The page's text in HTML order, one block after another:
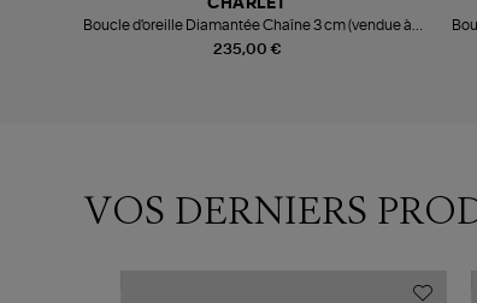
235,00 €
CHARLET
Boucle d'oreille Diamantée Chaîne 3 cm (vendue à
l'unité)
VOS DERNIERS